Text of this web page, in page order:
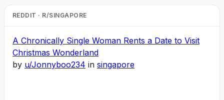
REDDIT · R/SINGAPORE
A Chronically Single Woman Rents a Date to Visit
Christmas Wonderland
by u/Jonnyboo234 in singapore